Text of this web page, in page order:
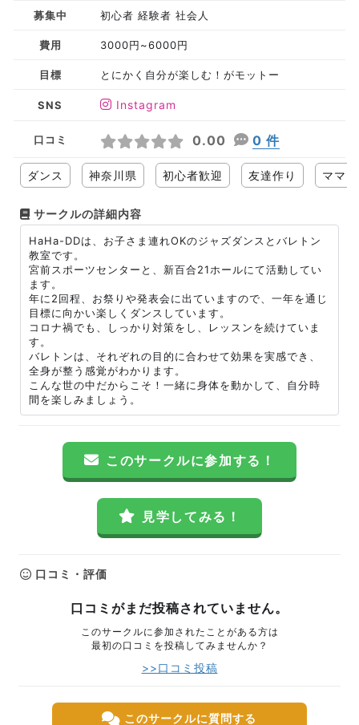
募集中 初心者 経験者 社会人
費用 3000円~6000円
目標 とにかく自分が楽しむ！がモットー
SNS Instagram
口コミ 0.00 0 件
ダンス 神奈川県 初心者歓迎 友達作り ママ
サークルの詳細内容
HaHa-DDは、お子さま連れOKのジャズダンスとバレトン
教室です。
宮前スポーツセンターと、新百合21ホールにて活動してい
ます。
年に2回程、お祭りや発表会に出ていますので、一年を通じ
目標に向かい楽しくダンスしています。
コロナ禍でも、しっかり対策をし、レッスンを続けていま
す。
バレトンは、それぞれの目的に合わせて効果を実感でき、
全身が整う感覚がわかります。
こんな世の中だからこそ！一緒に身体を動かして、自分時
間を楽しみましょう。
このサークルに参加する！
見学してみる！
口コミ・評価
口コミがまだ投稿されていません。
このサークルに参加されたことがある方は
最初の口コミを投稿してみませんか？
>>口コミ投稿
このサークルに質問する